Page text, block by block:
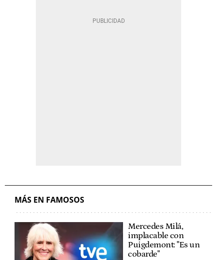
MÁS EN FAMOSOS
Mercedes Milá,
implacable con
Puigdemont: "Es un
cobarde"